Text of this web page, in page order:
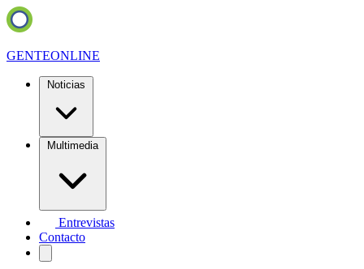
GENTEONLINE
Noticias
Multimedia
Entrevistas
Contacto